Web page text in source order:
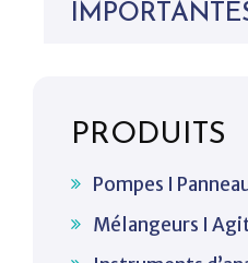
PRODUITS
Pompes I
Mélangeurs I